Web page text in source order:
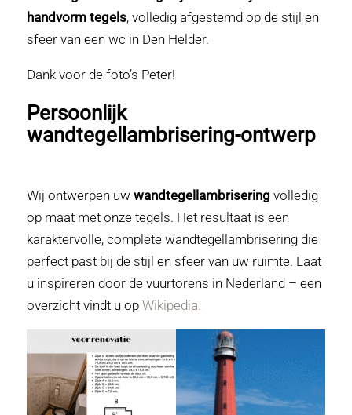
handvorm tegels, volledig afgestemd op de stijl en
sfeer van een wc in Den Helder.
Dank voor de foto’s Peter!
Persoonlijk
wandtegellambrisering-ontwerp
Wij ontwerpen uwwandtegellambrisering volledig
op maat met onze tegels. Het resultaat is een
karaktervolle, complete wandtegellambrisering die
perfect past bij de stijl en sfeer van uw ruimte. Laat
u inspireren door de vuurtorens in Nederland – een
overzicht vindt u opWikipedia.